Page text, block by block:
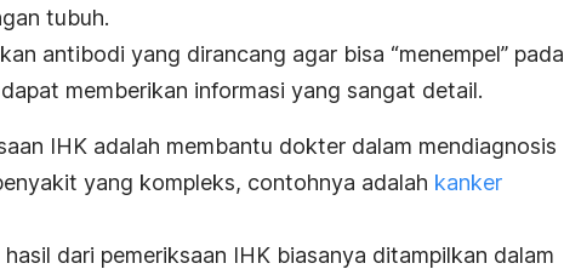
tubuh.
antibodi yang dirancang agar bisa “menempel” pada
memberikan informasi yang sangat detail.
IHK adalah membantu dokter dalam mendiagnosis
yang kompleks, contohnya adalah kanker
hasil dari pemeriksaan IHK biasanya ditampilkan dalam